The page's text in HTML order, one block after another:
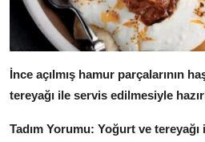
İnce açılmış hamur parçalarının
tereyağı ile servis edilmesiyle
Tadım Yorumu: Yoğurt ve